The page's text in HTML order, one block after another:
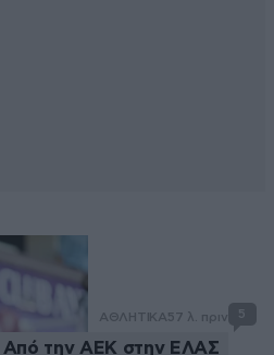
ΑΘΛΗΤΙΚΑ57 λ. πριν 5
Από την ΑΕΚ στην ΕΛΑΣ